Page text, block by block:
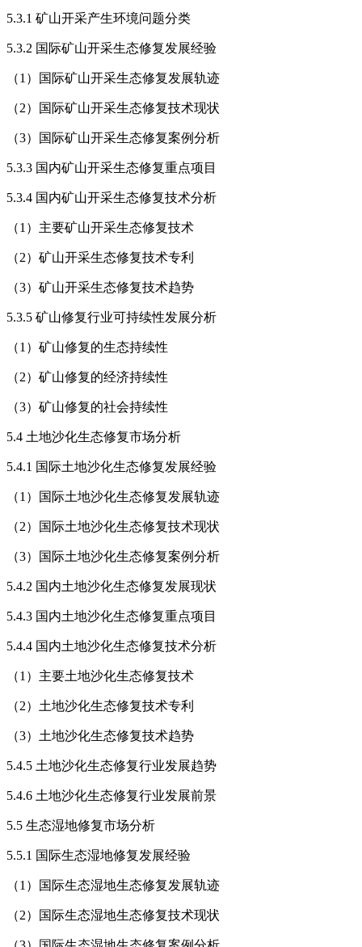
5.3.1 矿山开采产生环境问题分类
5.3.2 国际矿山开采生态修复发展经验
（1）国际矿山开采生态修复发展轨迹
（2）国际矿山开采生态修复技术现状
（3）国际矿山开采生态修复案例分析
5.3.3 国内矿山开采生态修复重点项目
5.3.4 国内矿山开采生态修复技术分析
（1）主要矿山开采生态修复技术
（2）矿山开采生态修复技术专利
（3）矿山开采生态修复技术趋势
5.3.5 矿山修复行业可持续性发展分析
（1）矿山修复的生态持续性
（2）矿山修复的经济持续性
（3）矿山修复的社会持续性
5.4 土地沙化生态修复市场分析
5.4.1 国际土地沙化生态修复发展经验
（1）国际土地沙化生态修复发展轨迹
（2）国际土地沙化生态修复技术现状
（3）国际土地沙化生态修复案例分析
5.4.2 国内土地沙化生态修复发展现状
5.4.3 国内土地沙化生态修复重点项目
5.4.4 国内土地沙化生态修复技术分析
（1）主要土地沙化生态修复技术
（2）土地沙化生态修复技术专利
（3）土地沙化生态修复技术趋势
5.4.5 土地沙化生态修复行业发展趋势
5.4.6 土地沙化生态修复行业发展前景
5.5 生态湿地修复市场分析
5.5.1 国际生态湿地修复发展经验
（1）国际生态湿地生态修复发展轨迹
（2）国际生态湿地生态修复技术现状